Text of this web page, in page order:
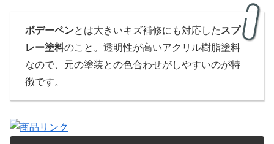
ボデーペンとは大きいキズ補修にも対応した スプ
レー塗料のこと。透明性が高いアクリル樹脂塗料
なので、元の塗装との色合わせがしやすいのが特
徴です。